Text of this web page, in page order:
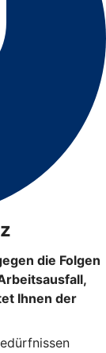
die Folgen
Ihnen der